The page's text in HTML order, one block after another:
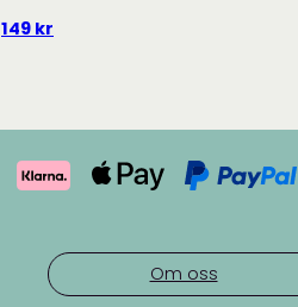
149 kr
Om oss